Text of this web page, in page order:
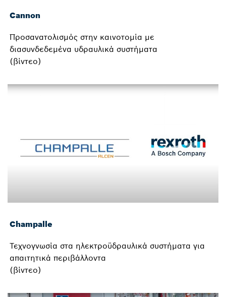
Cannon
Προσανατολισμός στην καινοτομία με
διασυνδεδεμένα υδραυλικά συστήματα
(βίντεο)
Champalle
Τεχνογνωσία στα ηλεκτροϋδραυλικά συστήματα για
απαιτητικά περιβάλλοντα
(βίντεο)